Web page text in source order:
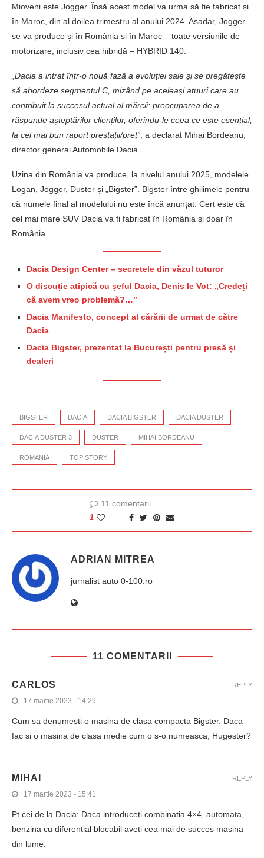
Mioveni este Jogger. Însă acest model va urma să fie fabricat și
în Maroc, din al doilea trimestru al anului 2024. Așadar, Jogger
se va produce și în România și în Maroc – toate versiunile de
motorizare, inclusiv cea hibridă – HYBRID 140.
„Dacia a intrat într-o nouă fază a evoluției sale și se pregătește
să abordeze segmentul C, mizând pe aceleași atuuri care au
contribuit la succesul actual al mărcii: preocuparea de a
răspunde așteptărilor clienților, oferindu-le ceea ce este esențial,
la cel mai bun raport prestații/preț” , a declarat Mihai Bordeanu,
director general Automobile Dacia.
Uzina din România va produce, la nivelul anului 2025, modelele
Logan, Jogger, Duster și „Bigster”. Bigster între ghilimele pentru
că numele final al modelului nu este încă anunțat. Cert este că
cel mai mare SUV Dacia va fi fabricat în România și doar în
România.
Dacia Design Center – secretele din văzul tuturor
O discuție atipică cu șeful Dacia, Denis le Vot: „Credeți
că avem vreo problemă?…”
Dacia Manifesto, concept al cărării de urmat de către
Dacia
Dacia Bigster, prezentat la București pentru presă și
dealeri
BIGSTER DACIA DACIA BIGSTER DACIA DUSTER
DACIA DUSTER 3 DUSTER MIHAI BORDEANU
ROMANIA TOP STORY
11 comentarii
1
ADRIAN MITREA
jurnalist auto 0-100.ro
11 COMENTARII
CARLOS
17 martie 2023 - 14:29
Cum sa denumesti o masina de clasa compacta Bigster. Daca
fac si o masina de clasa medie cum o s-o numeasca, Hugester?
REPLY
MIHAI
17 martie 2023 - 15:41
Pt cei de la Dacia: Daca introduceti combinatia 4×4, automata,
benzina cu diferential blocabil aveti cea mai de succes masina
din lume.
REPLY